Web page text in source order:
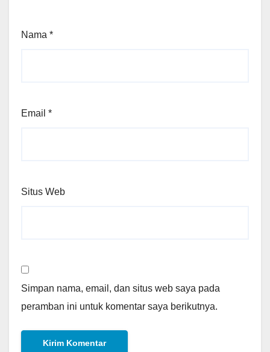
Nama *
Email *
Situs Web
Simpan nama, email, dan situs web saya pada
peramban ini untuk komentar saya berikutnya.